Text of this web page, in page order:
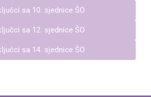
sa 10. sjednice ŠO
sa 12. sjednice ŠO
sa 14. sjednice ŠO